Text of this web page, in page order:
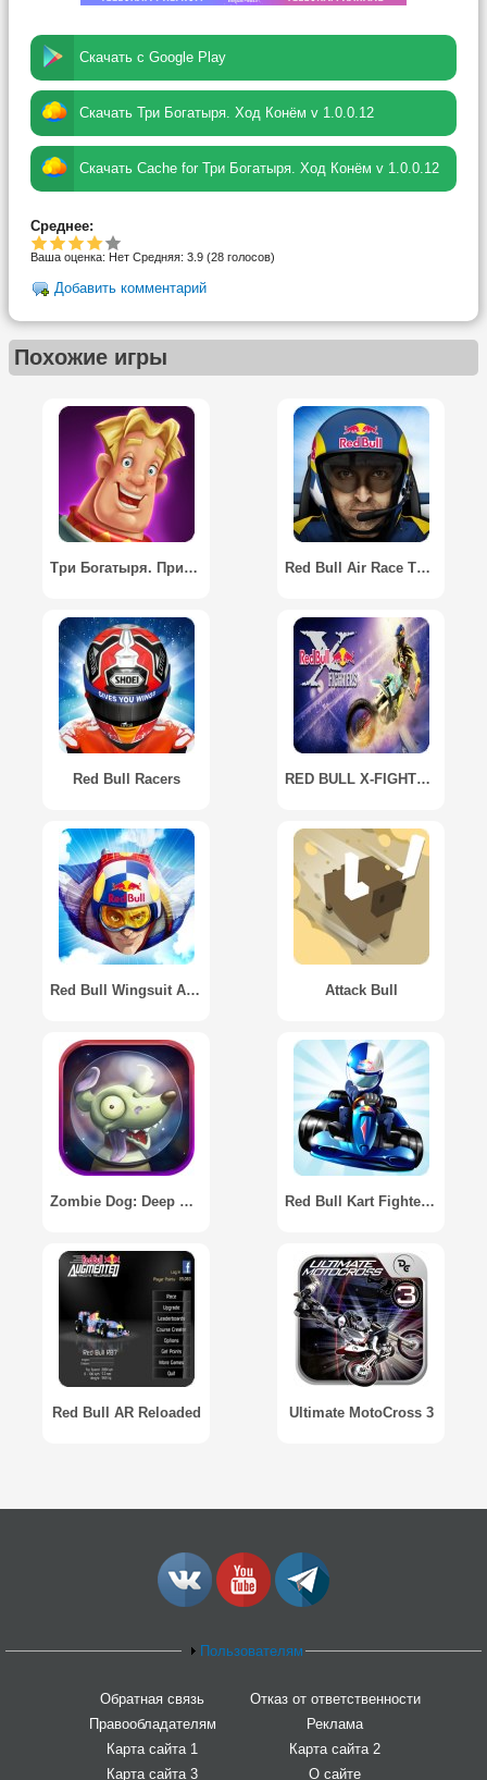
Скачать с Google Play
Скачать Три Богатыря. Ход Конём v 1.0.0.12
Скачать Cache for Три Богатыря. Ход Конём v 1.0.0.12
Среднее:
Ваша оценка: Нет Средняя: 3.9 (28 голосов)
Добавить комментарий
Похожие игры
Три Богатыря. Приключения Red Bull Air Race The Game
Red Bull Racers RED BULL X-FIGHTERS 2012
Red Bull Wingsuit Aces Attack Bull
Zombie Dog: Deep Space Runner Red Bull Kart Fighter 3
Red Bull AR Reloaded Ultimate MotoCross 3
Пользователям
Обратная связь
Отказ от ответственности
Правообладателям
Реклама
Карта сайта 1
Карта сайта 2
Карта сайта 3
О сайте